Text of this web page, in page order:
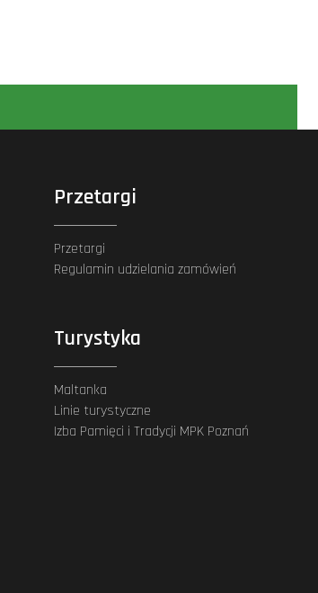
Przetargi
Przetargi
Regulamin udzielania zamówień
Turystyka
Maltanka
Linie turystyczne
Izba Pamięci i Tradycji MPK Poznań